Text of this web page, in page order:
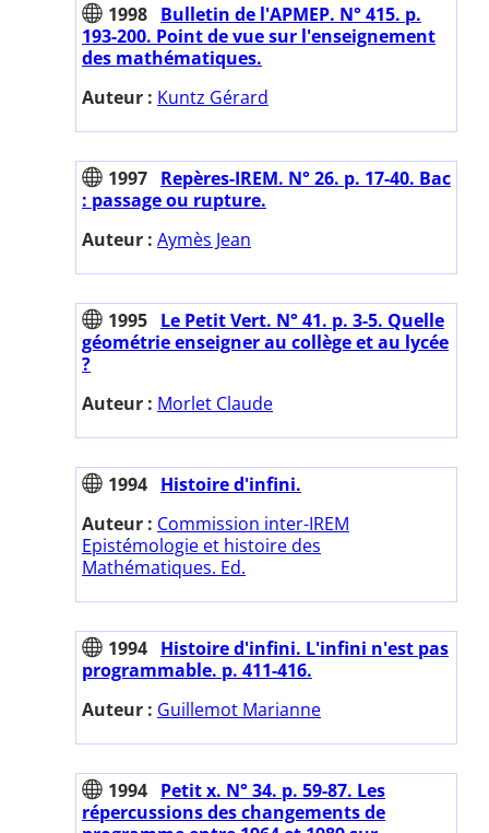
1998 Bulletin de l'APMEP. N° 415. p.
193-200. Point de vue sur l'enseignement
des mathématiques.
Auteur : Kuntz Gérard
1997 Repères-IREM. N° 26. p. 17-40. Bac
: passage ou rupture.
Auteur : Aymès Jean
1995 Le Petit Vert. N° 41. p. 3-5. Quelle
géométrie enseigner au collège et au lycée
?
Auteur : Morlet Claude
1994 Histoire d'infini.
Auteur : Commission inter-IREM
Epistémologie et histoire des
Mathématiques. Ed.
1994 Histoire d'infini. L'infini n'est pas
programmable. p. 411-416.
Auteur : Guillemot Marianne
1994 Petit x. N° 34. p. 59-87. Les
répercussions des changements de